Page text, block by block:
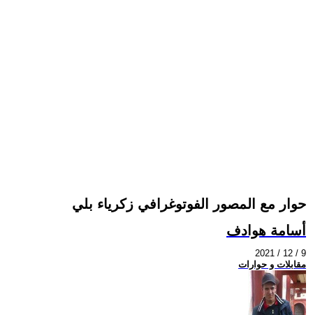
حوار مع المصور الفوتوغرافي زكرياء بلي
أسامة هوادف
2021 / 12 / 9
مقابلات و حوارات